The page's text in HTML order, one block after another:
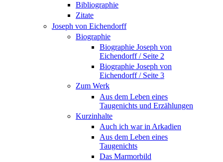
Bibliographie
Zitate
Joseph von Eichendorff
Biographie
Biographie Joseph von
Eichendorff / Seite 2
Biographie Joseph von
Eichendorff / Seite 3
Zum Werk
Aus dem Leben eines
Taugenichts und Erzählungen
Kurzinhalte
Auch ich war in Arkadien
Aus dem Leben eines
Taugenichts
Das Marmorbild